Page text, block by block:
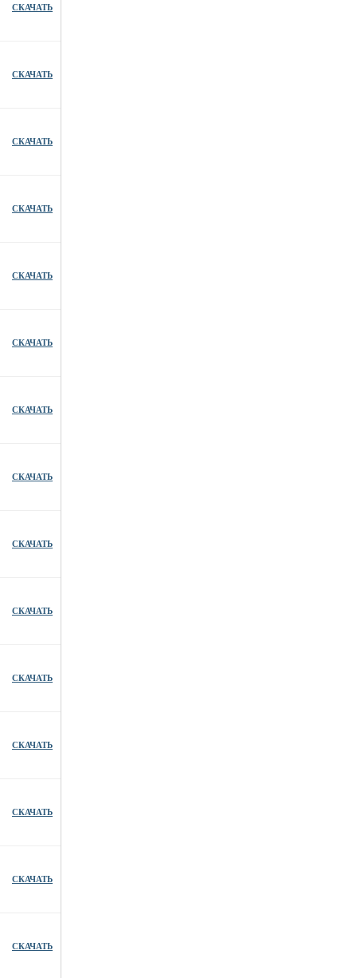
СКАЧАТЬ
СКАЧАТЬ
СКАЧАТЬ
СКАЧАТЬ
СКАЧАТЬ
СКАЧАТЬ
СКАЧАТЬ
СКАЧАТЬ
СКАЧАТЬ
СКАЧАТЬ
СКАЧАТЬ
СКАЧАТЬ
СКАЧАТЬ
СКАЧАТЬ
СКАЧАТЬ